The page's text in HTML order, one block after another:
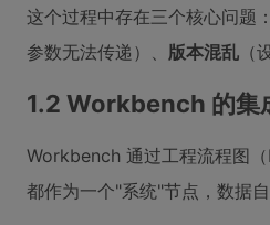
这个过程中存在三个核心问题：
参数无法传递）、 版本混乱
1.2 Workbench 的集
Workbench 通过工程流程图
都作为一个"系统"节点，数据